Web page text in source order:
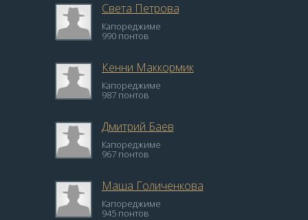
Света Петрова
Капореджиме
990 понтов
Кенни Маккормик
Капореджиме
987 понтов
Дмитрий Баев
Капореджиме
967 понтов
Маша Голиченкова
Капореджиме
945 понтов